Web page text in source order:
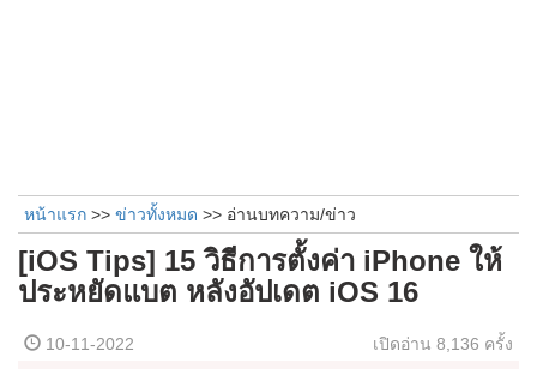
หน้าแรก >> ข่าวทั้งหมด >> อ่านบทความ/ข่าว
[iOS Tips] 15 วิธีการตั้งค่า iPhone ให้
ประหยัดแบต หลังอัปเดต iOS 16
10-11-2022 เปิดอ่าน 8,136 ครั้ง